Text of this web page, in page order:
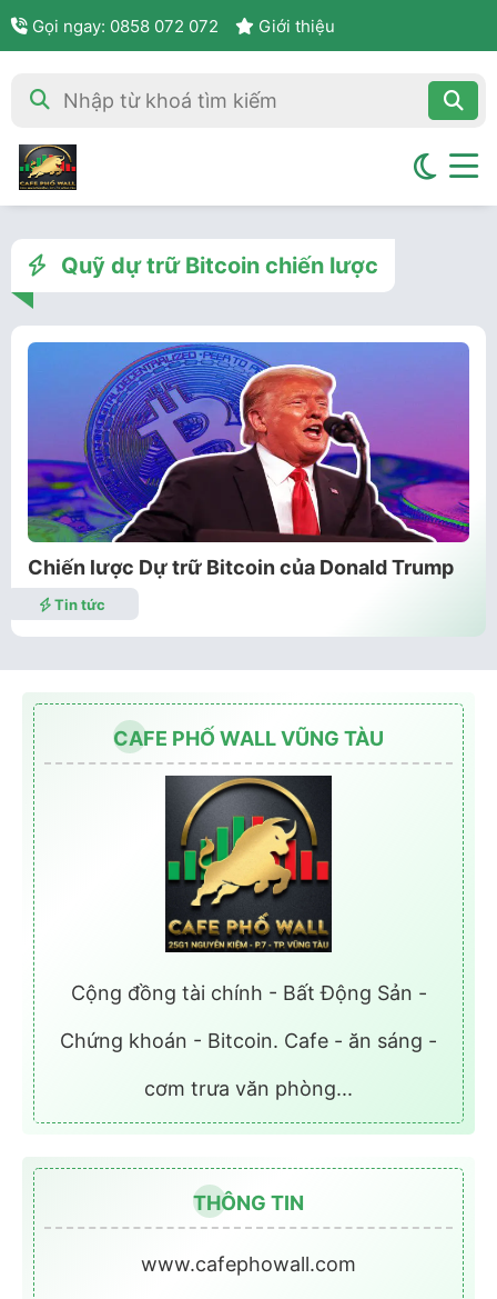
Gọi ngay: 0858 072 072 Giới thiệu
Quỹ dự trữ Bitcoin chiến lược
Chiến lược Dự trữ Bitcoin của Donald Trump
Tin tức
CAFE PHỐ WALL VŨNG TÀU
Cộng đồng tài chính - Bất Động Sản -
Chứng khoán - Bitcoin. Cafe - ăn sáng -
cơm trưa văn phòng...
THÔNG TIN
www.cafephowall.com